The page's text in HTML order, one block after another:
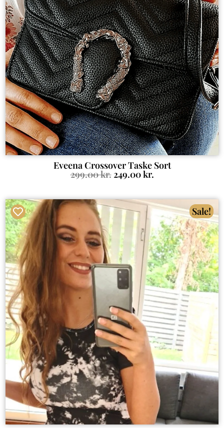
Eveena Crossover Taske Sort
299.00kr. 249.00kr.
Sale!